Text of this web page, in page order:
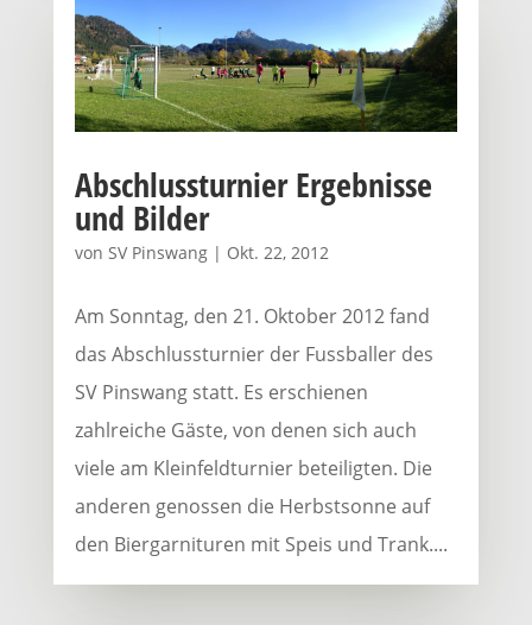
Abschlussturnier Ergebnisse
und Bilder
von SV Pinswang| Okt. 22, 2012
Am Sonntag, den 21. Oktober 2012 fand
das Abschlussturnier der Fussballer des
SV Pinswang statt. Es erschienen
zahlreiche Gäste, von denen sich auch
viele am Kleinfeldturnier beteiligten. Die
anderen genossen die Herbstsonne auf
den Biergarnituren mit Speis und Trank....